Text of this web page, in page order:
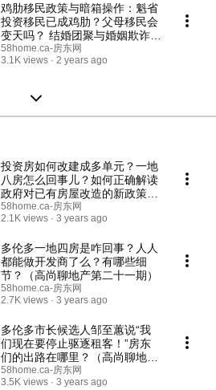
鸡肋移民政策与暗箱操作：魁省
投资移民已成鸡肋？父母移民会
变天吗？ 结婚团聚与婚姻欺诈
（圆桌谈：加国移民与留学 下
篇）
58home.ca-房东网
3.1K views
2 years ago
投资房如何改建成多单元？一地
八房怎么回事儿？如何正确解读
政府对已有房屋改造的新政策？
地产投资人如何考量Multi-
Family投资？（高尚聊地产第二
58home.ca-房东网
2.1K views
3 years ago
多伦多一地四房是咋回事？人人
都能做开发商了么？有哪些细
节？（高尚聊地产第二十一期）
58home.ca-房东网
2.7K views
3 years ago
多伦多市长候选人邹至蕙说“我
们现在要停止驱逐租客！”房东
们的出路在哪里？（高尚聊地产
第二十期）
58home.ca-房东网
3.5K views
3 years ago